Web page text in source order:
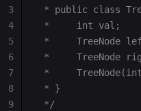
* public class
*     int val;
*     TreeNode
*     TreeNode
*
* }
*/
3
4
5
6
7
8
9